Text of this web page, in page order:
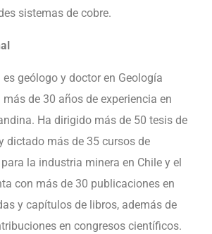
sistemas de cobre.
geólogo y doctor en Geología
más de 30 años de experiencia en
Ha dirigido más de 50 tesis de
dictado más de 35 cursos de
la industria minera en Chile y el
con más de 30 publicaciones en
y capítulos de libros, además de
en congresos científicos.